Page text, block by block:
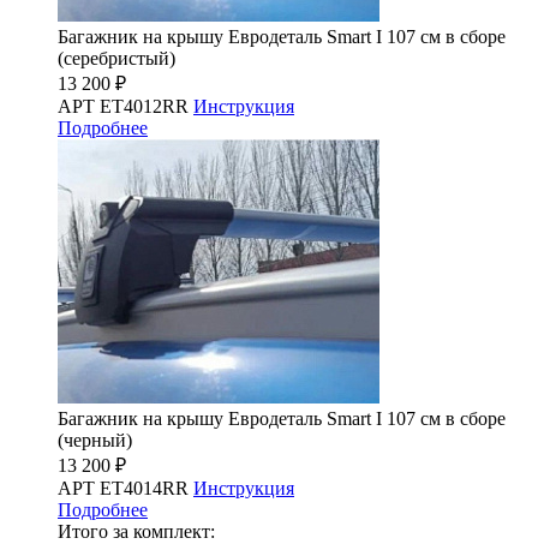
Багажник на крышу Евродеталь Smart I 107 см в сборе
(серебристый)
13 200 ₽
АРТ ET4012RR Инструкция
Подробнее
Багажник на крышу Евродеталь Smart I 107 см в сборе
(черный)
13 200 ₽
АРТ ET4014RR Инструкция
Подробнее
Итого за комплект: